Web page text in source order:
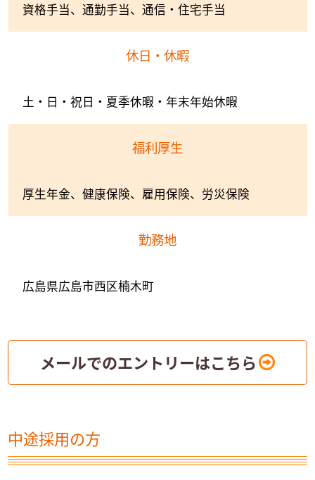
資格手当、通勤手当、通信・住宅手当
休日・休暇
土・日・祝日・夏季休暇・年末年始休暇
福利厚生
厚生年金、健康保険、雇用保険、労災保険
勤務地
広島県広島市西区楠木町
メールでのエントリーはこちら
中途採用の方